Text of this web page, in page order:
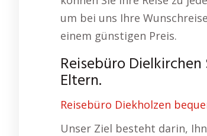
um bei uns Ihre
einem günstigen Preis.
Reisebüro
Eltern.
Reisebüro Diekholzen
Unser Ziel besteht darin,